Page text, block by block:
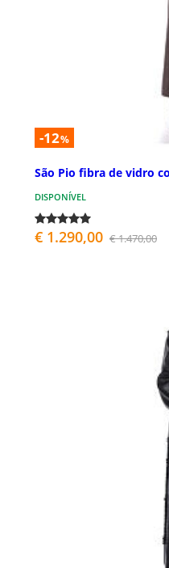
-12%
São Pio fibra de vidro
DISPONÍVEL
€ 1.290,00 € 1.470,00